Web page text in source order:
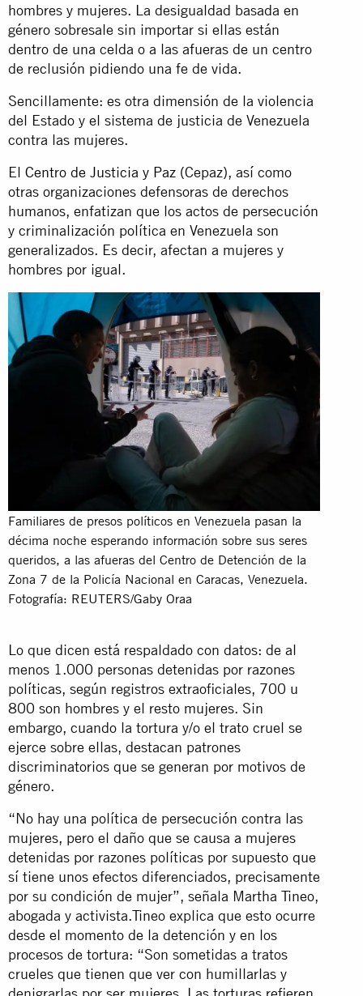
hombres y mujeres. La desigualdad basada en
género sobresale sin importar si ellas están
dentro de una celda o a las afueras de un centro
de reclusión pidiendo una fe de vida.
Sencillamente: es otra dimensión de la violencia
del Estado y el sistema de justicia de Venezuela
contra las mujeres.
El Centro de Justicia y Paz (Cepaz), así como
otras organizaciones defensoras de derechos
humanos, enfatizan que los actos de persecución
y criminalización política en Venezuela son
generalizados. Es decir, afectan a mujeres y
hombres por igual.
Familiares de presos políticos en Venezuela pasan la
décima noche esperando información sobre sus seres
queridos, a las afueras del Centro de Detención de la
Zona 7 de la Policía Nacional en Caracas, Venezuela.
Fotografía: REUTERS/Gaby Oraa
Lo que dicen está respaldado con datos: de al
menos 1.000 personas detenidas por razones
políticas, según registros extraoficiales, 700 u
800 son hombres y el resto mujeres. Sin
embargo, cuando la tortura y/o el trato cruel se
ejerce sobre ellas, destacan patrones
discriminatorios que se generan por motivos de
género.
“No hay una política de persecución contra las
mujeres, pero el daño que se causa a mujeres
detenidas por razones políticas por supuesto que
sí tiene unos efectos diferenciados, precisamente
por su condición de mujer”, señala Martha Tineo,
abogada y activista.Tineo explica que esto ocurre
desde el momento de la detención y en los
procesos de tortura: “Son sometidas a tratos
crueles que tienen que ver con humillarlas y